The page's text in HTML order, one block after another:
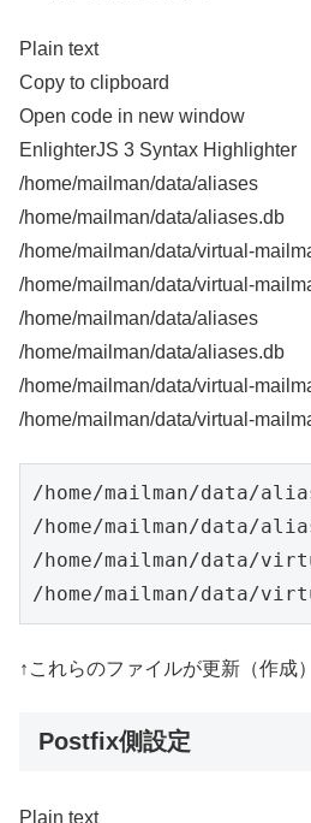
Plain text
Copy to clipboard
Open code in new window
EnlighterJS 3 Syntax Highlighter
/home/mailman/data/aliases
/home/mailman/data/aliases.db
/home/mailman/data/virtual-
/home/mailman/data/virtual-
/home/mailman/data/aliases
/home/mailman/data/aliases.db
/home/mailman/data/virtual-
/home/mailman/data/virtual-
/home/mailman/data/
/home/mailman/data/
/home/mailman/data/
↑これらのファイルが更新（作成
Postfix側設定
Plain text